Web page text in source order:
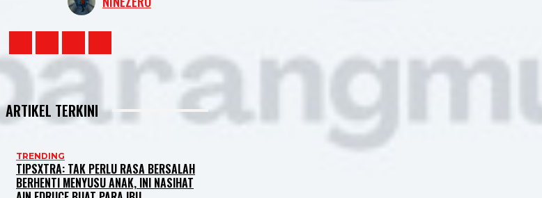
ARTIKEL TERKINI
TRENDING
TIPSXTRA: TAK PERLU RASA BERSALAH
BERHENTI MENYUSU ANAK, INI NASIHAT